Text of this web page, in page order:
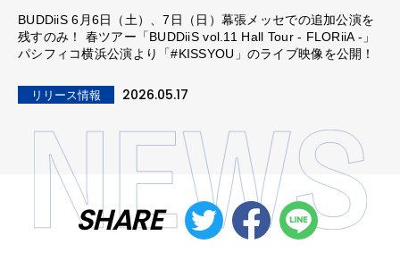
BUDDiiS 6月6日（土）、7日（日）幕張メッセでの追加公演を
残すのみ！ 春ツアー「BUDDiiS vol.11 Hall Tour - FLORiiA -」
パシフィコ横浜公演より「#KISSYOU」のライブ映像を公開！
リリース情報 2026.05.17
SHARE